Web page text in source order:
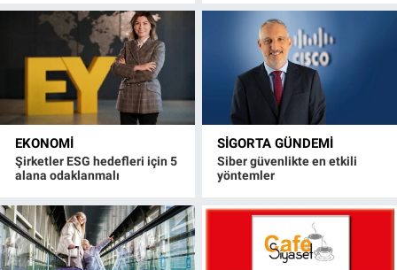
EKONOMI
Şirketler ESG hedefleri için 5
alana odaklanmalı
SIGORTA GÜNDEMI
Siber güvenlikte en etkili
yöntemler